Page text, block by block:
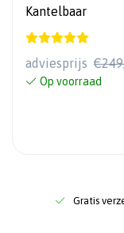
Kantelbaar
adviesprijs
Op voorraad
Gratis